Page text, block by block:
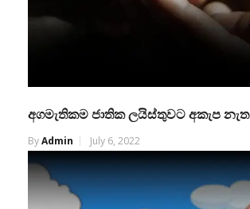
අගමැතිකම ජාතික ලයිස්තුවට අකැප නැත
ByAdmin July 6, 2022